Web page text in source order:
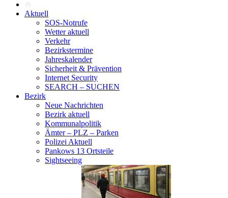
Aktuell
SOS-Notrufe
Wetter aktuell
Verkehr
Bezirkstermine
Jahreskalender
Sicherheit & Prävention
Internet Security
SEARCH – SUCHEN
Bezirk
Neue Nachrichten
Bezirk aktuell
Kommunalpolitik
Ämter – PLZ – Parken
Polizei Aktuell
Pankows 13 Ortsteile
Sightseeing